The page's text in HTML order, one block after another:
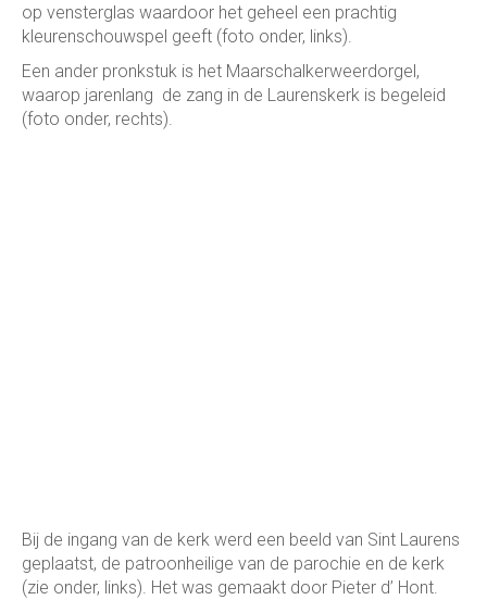
op vensterglas waardoor het geheel een prachtig
kleurenschouwspel geeft (foto onder, links).
Een ander pronkstuk is het Maarschalkerweerdorgel,
waarop jarenlang de zang in de Laurenskerk is begeleid
(foto onder, rechts).
Bij de ingang van de kerk werd een beeld van Sint Laurens
geplaatst, de patroonheilige van de parochie en de kerk
(zie onder, links). Het was gemaakt door Pieter d’ Hont.